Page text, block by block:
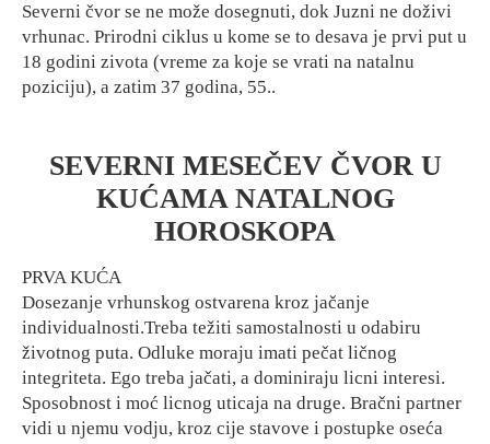
Severni čvor se ne može dosegnuti, dok Juzni ne doživi
vrhunac. Prirodni ciklus u kome se to desava je prvi put u
18 godini zivota (vreme za koje se vrati na natalnu
poziciju), a zatim 37 godina, 55..
SEVERNI MESEČEV ČVOR U
KUĆAMA NATALNOG
HOROSKOPA
PRVA KUĆA
Dosezanje vrhunskog ostvarena kroz jačanje
individualnosti.Treba težiti samostalnosti u odabiru
životnog puta. Odluke moraju imati pečat ličnog
integriteta. Ego treba jačati, a dominiraju licni interesi.
Sposobnost i moć licnog uticaja na druge. Bračni partner
vidi u njemu vodju, kroz cije stavove i postupke oseća